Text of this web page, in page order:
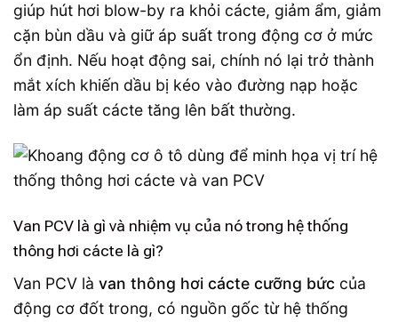
giúp hút hơi blow-by ra khỏi cácte, giảm ẩm, giảm
cặn bùn dầu và giữ áp suất trong động cơ ở mức
ổn định. Nếu hoạt động sai, chính nó lại trở thành
mắt xích khiến dầu bị kéo vào đường nạp hoặc
làm áp suất cácte tăng lên bất thường.
Van PCV là gì và nhiệm vụ của nó trong hệ thống
thông hơi cácte là gì?
Van PCV là van thông hơi cácte cưỡng bức của
động cơ đốt trong, có nguồn gốc từ hệ thống